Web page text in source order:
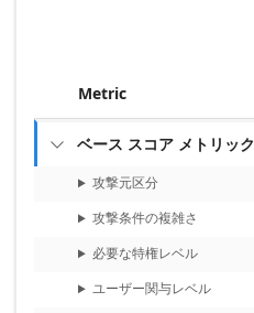
Metric
 ベース スコア メトリック
攻撃元区分
攻撃条件の複雑さ
必要な特権レベル
ユーザー関与レベル